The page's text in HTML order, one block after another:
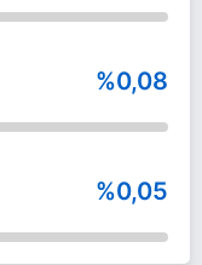
%0,08
%0,05